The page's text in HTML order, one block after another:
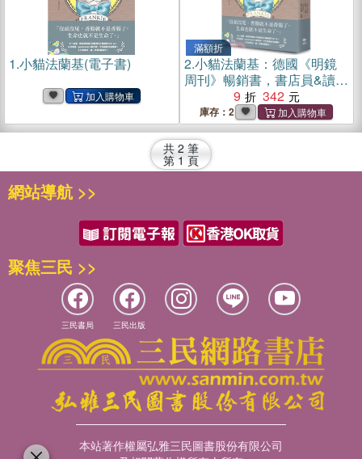
1.小貓法蘭基(電子書)
滿額折
2.小貓法蘭基：德國《明鏡
周刊》暢銷書，書店員&讀者
含淚推薦，挖掘生命意義的
動人之作！
9 342
庫存：2
共 2 筆
第 1 頁
網站導航 >>
聚焦三民 >>
三民書局 三民出版
本站著作權屬弘雅三民圖書股份有限公司